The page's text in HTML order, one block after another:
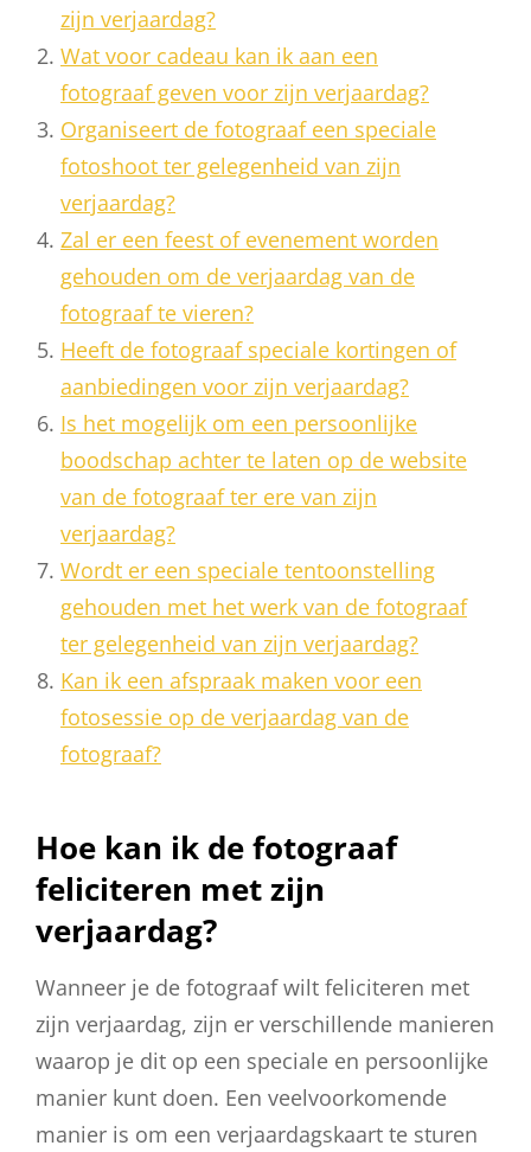
zijn verjaardag?
Wat voor cadeau kan ik aan een
fotograaf geven voor zijn verjaardag?
Organiseert de fotograaf een speciale
fotoshoot ter gelegenheid van zijn
verjaardag?
Zal er een feest of evenement worden
gehouden om de verjaardag van de
fotograaf te vieren?
Heeft de fotograaf speciale kortingen of
aanbiedingen voor zijn verjaardag?
Is het mogelijk om een persoonlijke
boodschap achter te laten op de website
van de fotograaf ter ere van zijn
verjaardag?
Wordt er een speciale tentoonstelling
gehouden met het werk van de fotograaf
ter gelegenheid van zijn verjaardag?
Kan ik een afspraak maken voor een
fotosessie op de verjaardag van de
fotograaf?
Hoe kan ik de fotograaf
feliciteren met zijn
verjaardag?
Wanneer je de fotograaf wilt feliciteren met
zijn verjaardag, zijn er verschillende manieren
waarop je dit op een speciale en persoonlijke
manier kunt doen. Een veelvoorkomende
manier is om een verjaardagskaart te sturen